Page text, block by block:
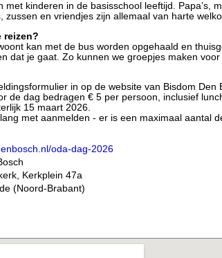
met kinderen in de basisschool leeftijd. Papa’s,
zussen en vriendjes zijn allemaal van harte
reizen?
kan met de bus worden opgehaald en
dat je gaat. Zo kunnen we groepjes maken voor
in op de website van Bisdom Den
de dag bedragen € 5 per persoon, inclusief
15 maart 2026.
met aanmelden - er is een maximaal aantal
oda-dag-2026
Kerkplein 47a
(Noord-Brabant)